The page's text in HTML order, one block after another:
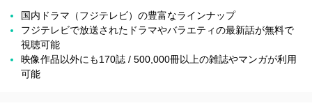
国内ドラマ（フジテレビ）の豊富なラインナップ
フジテレビで放送されたドラマやバラエティの最新話が無料で
視聴可能
映像作品以外にも170誌 / 500,000冊以上の雑誌やマンガが利用
可能